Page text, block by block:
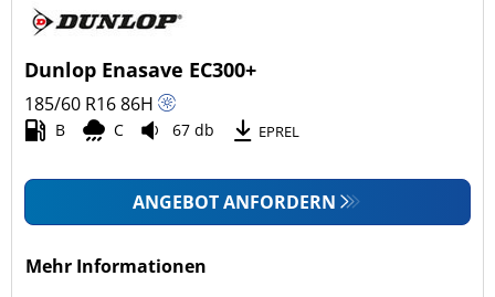
Dunlop Enasave EC300+
185/60 R1686H
B C 67 db EPREL
ANGEBOT ANFORDERN
Mehr Informationen